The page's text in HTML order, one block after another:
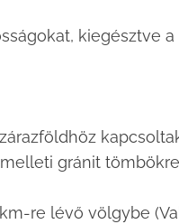
kiegésztve
gránit
re lévő völgybe